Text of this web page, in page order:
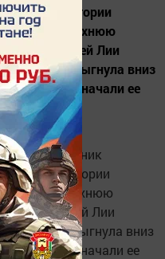
территории
женскую верхнюю
21-летней Лии
спрыгнула вниз
Водолазы начали ее
поиски...
охранник
территории
женскую верхнюю
21-летней Лии
спрыгнула вниз
Водолазы начали ее